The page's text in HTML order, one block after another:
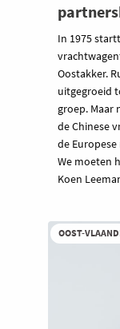
In 1975
Oostakker.
uitgegroeid
groep. Maar
de Chinese
de
We moeten
Koen
OOST-